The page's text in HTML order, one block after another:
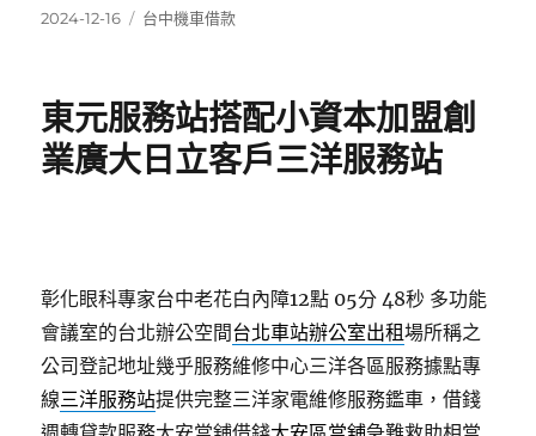
發
2024-12-16
分
台中機車借款
東元服務站搭配小資本加盟創
業廣大日立客戶三洋服務站
彰化眼科專家台中老花白內障12點 05分 48秒 多功能
會議室的台北辦公空間台北車站辦公室出租場所稱之
公司登記地址幾乎服務維修中心三洋各區服務據點專
線三洋服務站提供完整三洋家電維修服務鑑車，借錢